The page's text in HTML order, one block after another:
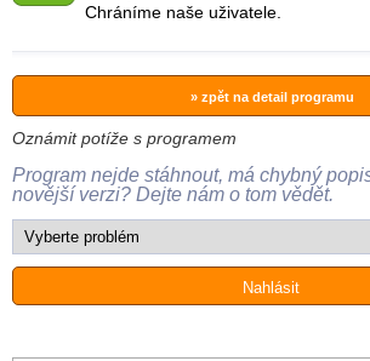
Chráníme naše uživatele.
» zpět na detail programu
Oznámit potíže s programem
Program nejde stáhnout, má chybný
novější verzi? Dejte nám o tom vědět.